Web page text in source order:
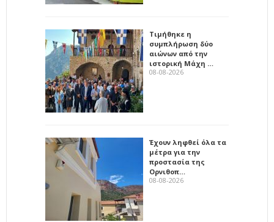
Τιμήθηκε η
συμπλήρωση δύο
αιώνων από την
ιστορική Μάχη …
08-08-2026
Έχουν ληφθεί όλα τα
μέτρα για την
προστασία της
Ορνιθοπ…
08-08-2026